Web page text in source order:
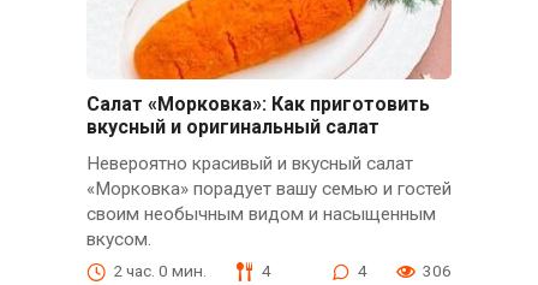
Салат «Морковка»: Как приготовить
вкусный и оригинальный салат
Невероятно красивый и вкусный салат
«Морковка» порадует вашу семью и гостей
своим необычным видом и насыщенным
вкусом.
2 час. 0 мин. 4 4 306